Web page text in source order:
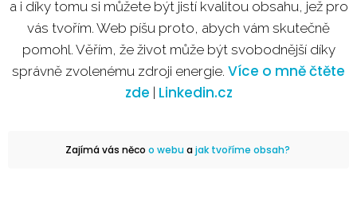
a i díky tomu si můžete být jistí kvalitou obsahu, jež pro
vás tvořím. Web píšu proto, abych vám skutečně
pomohl. Věřím, že život může být svobodnější díky
správně zvolenému zdroji energie. Více o mně čtěte
zde Linkedin.cz
Zajímá vás něco o webuajak tvoříme obsah?